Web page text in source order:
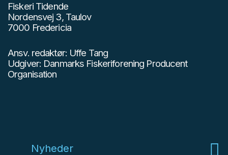
Fiskeri Tidende
Nordensvej 3, Taulov
7000 Fredericia
Ansv. redaktør: Uffe Tang
Udgiver: Danmarks Fiskeriforening Producent
Organisation
Nyheder